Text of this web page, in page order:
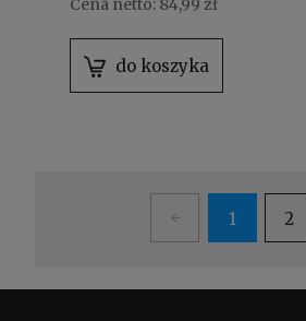
Cena netto: 84,99 zł
do koszyka
1 2